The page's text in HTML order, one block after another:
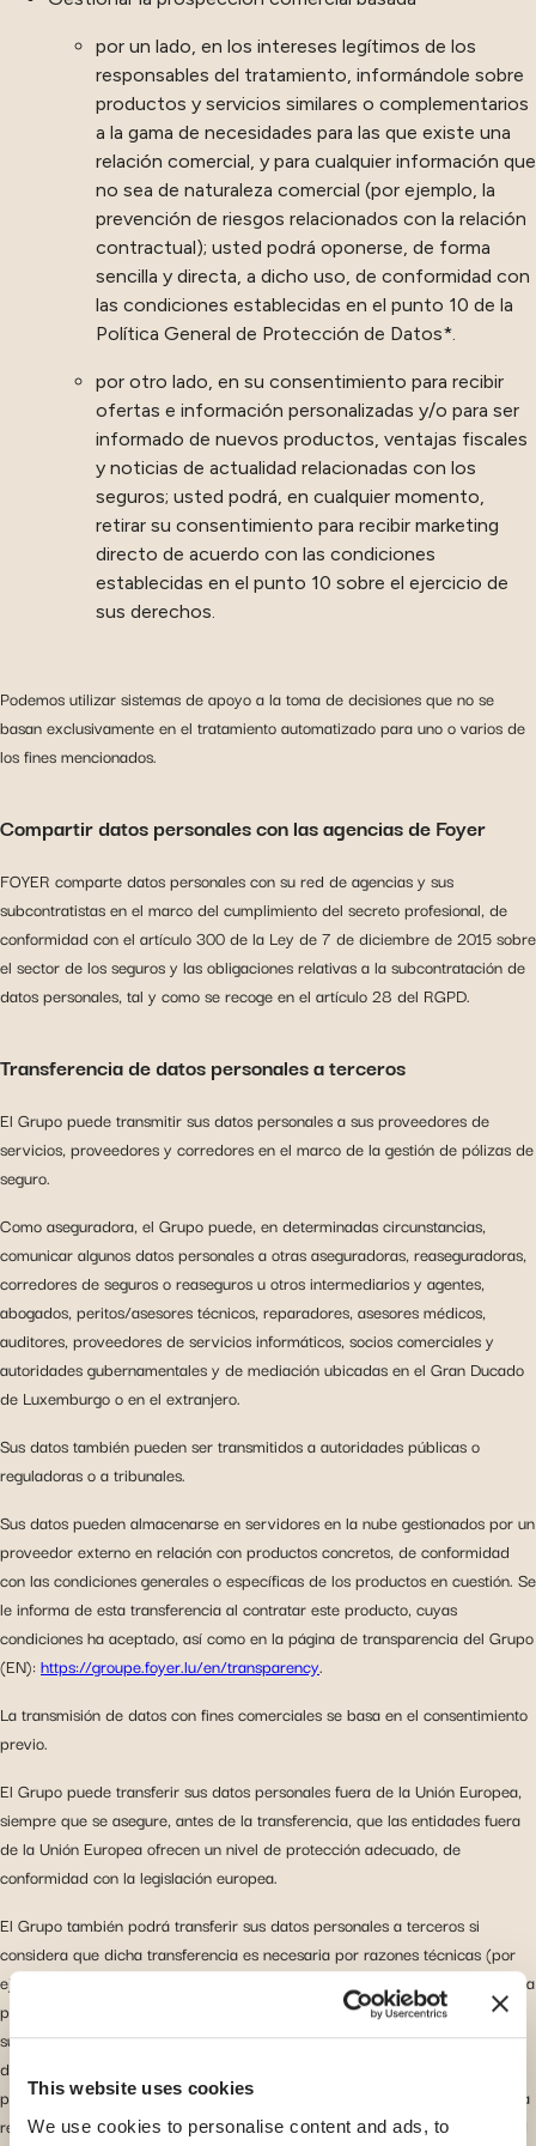
This website uses cookies
We use cookies to personalise content and ads, to
por un lado, en los intereses legítimos de los
responsables del tratamiento, informándole sobre
productos y servicios similares o complementarios
a la gama de necesidades para las que existe una
relación comercial, y para cualquier información que
no sea de naturaleza comercial (por ejemplo, la
prevención de riesgos relacionados con la relación
contractual); usted podrá oponerse, de forma
sencilla y directa, a dicho uso, de conformidad con
las condiciones establecidas en el punto 10 de la
Política General de Protección de Datos*.
por otro lado, en su consentimiento para recibir
ofertas e información personalizadas y/o para ser
informado de nuevos productos, ventajas fiscales
y noticias de actualidad relacionadas con los
seguros; usted podrá, en cualquier momento,
retirar su consentimiento para recibir marketing
directo de acuerdo con las condiciones
establecidas en el punto 10 sobre el ejercicio de
sus derechos.
Podemos utilizar sistemas de apoyo a la toma de decisiones que no se
basan exclusivamente en el tratamiento automatizado para uno o varios de
los fines mencionados.
Compartir datos personales con las agencias de Foyer
FOYER comparte datos personales con su red de agencias y sus
subcontratistas en el marco del cumplimiento del secreto profesional, de
conformidad con el artículo 300 de la Ley de 7 de diciembre de 2015 sobre
el sector de los seguros y las obligaciones relativas a la subcontratación de
datos personales, tal y como se recoge en el artículo 28 del RGPD.
Transferencia de datos personales a terceros
El Grupo puede transmitir sus datos personales a sus proveedores de
servicios, proveedores y corredores en el marco de la gestión de pólizas de
seguro.
Como aseguradora, el Grupo puede, en determinadas circunstancias,
comunicar algunos datos personales a otras aseguradoras, reaseguradoras,
corredores de seguros o reaseguros u otros intermediarios y agentes,
abogados, peritos/asesores técnicos, reparadores, asesores médicos,
auditores, proveedores de servicios informáticos, socios comerciales y
autoridades gubernamentales y de mediación ubicadas en el Gran Ducado
de Luxemburgo o en el extranjero.
Sus datos también pueden ser transmitidos a autoridades públicas o
reguladoras o a tribunales.
Sus datos pueden almacenarse en servidores en la nube gestionados por un
proveedor externo en relación con productos concretos, de conformidad
con las condiciones generales o específicas de los productos en cuestión. Se
le informa de esta transferencia al contratar este producto, cuyas
condiciones ha aceptado, así como en la página de transparencia del Grupo
(EN):https://groupe.foyer.lu/en/transparency.
La transmisión de datos con fines comerciales se basa en el consentimiento
previo.
El Grupo puede transferir sus datos personales fuera de la Unión Europea,
siempre que se asegure, antes de la transferencia, que las entidades fuera
de la Unión Europea ofrecen un nivel de protección adecuado, de
conformidad con la legislación europea.
El Grupo también podrá transferir sus datos personales a terceros si
considera que dicha transferencia es necesaria por razones técnicas (por
ejemplo, servicios de alojamiento prestados por un tercero y ejecución de la
política) o para proteger sus intereses legales. El Grupo podrá comunicar
sus datos personales si así lo exige la ley, o si considera de buena fe que
dicha divulgación es razonablemente necesaria para cumplir con un
procedimiento legal (por ejemplo, un mandato, una citación o cualquier otra
resolución judicial), o para proteger los derechos, los activos o la seguridad